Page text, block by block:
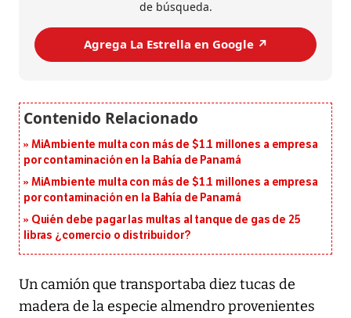
de búsqueda.
Agrega La Estrella en Google ↗️
MiAmbiente multa con más de $1.1 millones a empresa
por contaminación en la Bahía de Panamá
MiAmbiente multa con más de $1.1 millones a empresa
por contaminación en la Bahía de Panamá
Quién debe pagar las multas al tanque de gas de 25
libras ¿comercio o distribuidor?
Un camión que transportaba diez tucas de
madera de la especie almendro provenientes